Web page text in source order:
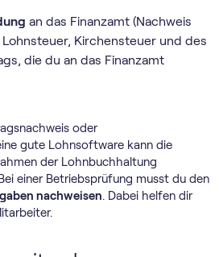
an das Finanzamt (Nachweis
Kirchensteuer und des
die du an das Finanzamt
oder
gute Lohnsoftware kann die
der Lohnbuchhaltung
einer Betriebsprüfung musst du den
nachweisen. Dabei helfen dir